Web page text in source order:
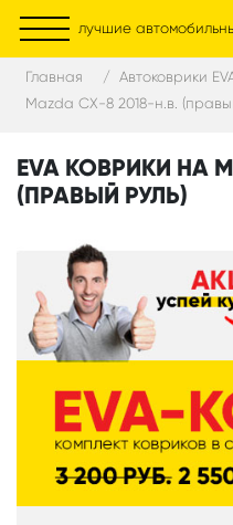
лучшие
Главная Автоковрики
Mazda CX-8 2018-н.в.
EVA КОВРИКИ НА
(ПРАВЫЙ РУЛЬ)